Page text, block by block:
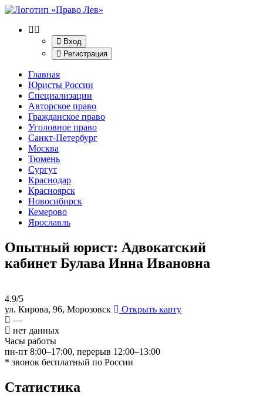
Вход
Регистрация
Главная
Юристы России
Специализации
Авторское право
Гражданское право
Уголовное право
Санкт-Петербург
Москва
Тюмень
Сургут
Краснодар
Красноярск
Новосибирск
Кемерово
Ярославль
Опытный юрист: Адвокатский
кабинет Булава Инна Ивановна
4.9/5
ул. Кирова, 96, Морозовск
Открыть карту
—
нет данных
Часы работы
пн-пт 8:00–17:00, перерыв 12:00–13:00
* звонок бесплатный по России
Статистика